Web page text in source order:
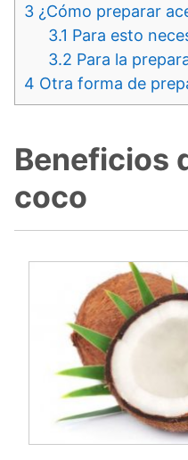
3 ¿Cómo preparar
3.1 Para esto
3.2 Para la
4 Otra forma de
Beneficios
coco